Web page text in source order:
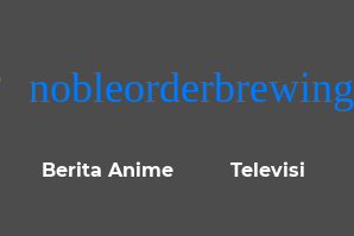
nobleorderbrewing
Berita Anime Televisi